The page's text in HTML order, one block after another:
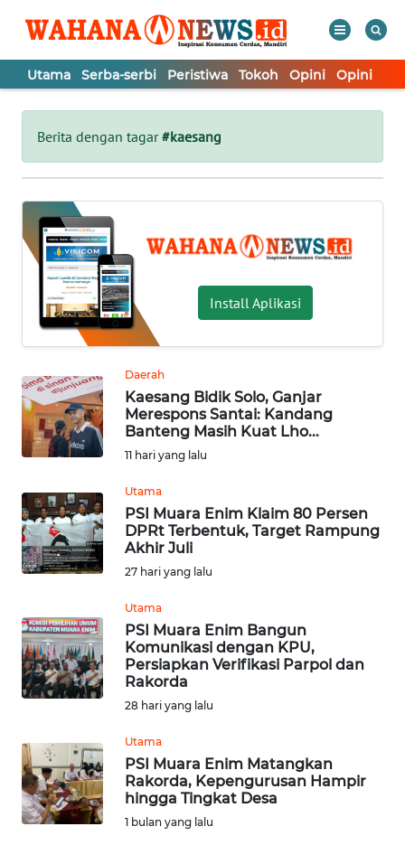
Utama Serba-serbi Peristiwa Tokoh Opini Opini
Berita dengan tagar#kaesang
Install Aplikasi
Daerah
Kaesang Bidik Solo, Ganjar
Merespons Santai: Kandang
Banteng Masih Kuat Lho...
11 hari yang lalu
Utama
PSI Muara Enim Klaim 80 Persen
DPRt Terbentuk, Target Rampung
Akhir Juli
27 hari yang lalu
Utama
PSI Muara Enim Bangun
Komunikasi dengan KPU,
Persiapkan Verifikasi Parpol dan
Rakorda
28 hari yang lalu
Utama
PSI Muara Enim Matangkan
Rakorda, Kepengurusan Hampir
hingga Tingkat Desa
1 bulan yang lalu
Tutup
UTAMA
SERBA-
SERBI
PERISTIWA
TOKOH
OPINI
OPINI
Informasi
INDEKS
BERITA
KAMI
INFO
IKLAN
TENTANG
KAMI
PEDOMAN
MEDIA